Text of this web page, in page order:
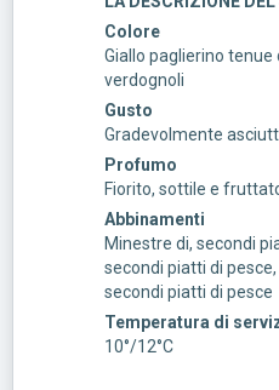
Colore
Giallo paglierino tenue
verdognoli
Gusto
Gradevolmente
Profumo
Fiorito, sottile e
Abbinamenti
Minestre di, secondi
secondi piatti di
secondi piatti di pesce
Temperatura di
10°/12°C